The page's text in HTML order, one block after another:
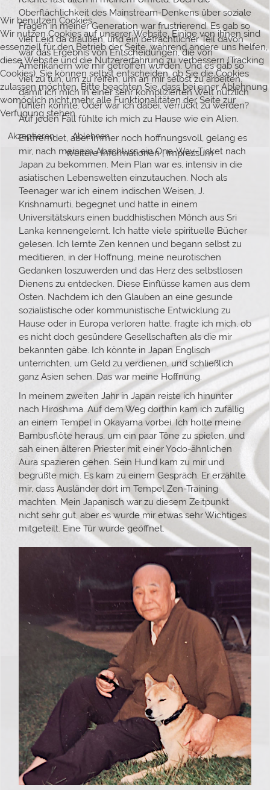
Oberflächlichkeit des Mainstream-Denkens über soziale
Fragen in meiner Generation war frustrierend. Es gab so
viel Leid da draußen, und ein beträchtlicher Teil davon
war das Ergebnis von Entscheidungen, die von
Amerikanern wie mir getroffen wurden. Und es gab so
viel zu tun, um zu reifen, um an mir selbst zu arbeiten,
damit ich mich in einer sehr komplizierten Welt nützlich
fühlen konnte. Oder war ich dabei, verrückt zu werden?
Auf jeden Fall fühlte ich mich zu Hause wie ein Alien.
Entfremdet, aber immer noch hoffnungsvoll, gelang es
mir, nach meinem Abschluss ein One-Way-Ticket nach
Japan zu bekommen. Mein Plan war es, intensiv in die
asiatischen Lebenswelten einzutauchen. Noch als
Teenager war ich einem indischen Weisen, J.
Krishnamurti, begegnet und hatte in einem
Universitätskurs einen buddhistischen Mönch aus Sri
Lanka kennengelernt. Ich hatte viele spirituelle Bücher
gelesen. Ich lernte Zen kennen und begann selbst zu
meditieren, in der Hoffnung, meine neurotischen
Gedanken loszuwerden und das Herz des selbstlosen
Dienens zu entdecken. Diese Einflüsse kamen aus dem
Osten. Nachdem ich den Glauben an eine gesunde
sozialistische oder kommunistische Entwicklung zu
Hause oder in Europa verloren hatte, fragte ich mich, ob
es nicht doch gesündere Gesellschaften als die mir
bekannten gäbe. Ich könnte in Japan Englisch
unterrichten, um Geld zu verdienen, und schließlich
ganz Asien sehen. Das war meine Hoffnung.
In meinem zweiten Jahr in Japan reiste ich hinunter
nach Hiroshima. Auf dem Weg dorthin kam ich zufällig
an einem Tempel in Okayama vorbei. Ich holte meine
Bambusflöte heraus, um ein paar Töne zu spielen, und
sah einen älteren Priester mit einer Yodo-ähnlichen
Aura spazieren gehen. Sein Hund kam zu mir und
begrüßte mich. Es kam zu einem Gespräch. Er erzählte
mir, dass Ausländer dort im Tempel Zen-Training
machten. Mein Japanisch war zu diesem Zeitpunkt
nicht sehr gut, aber es wurde mir etwas sehr Wichtiges
mitgeteilt. Eine Tür wurde geöffnet.
Wir benutzen Cookies
Wir nutzen Cookies auf unserer Website. Einige von ihnen sind
essenziell für den Betrieb der Seite, während andere uns helfen,
diese Website und die Nutzererfahrung zu verbessern (Tracking
Cookies). Sie können selbst entscheiden, ob Sie die Cookies
zulassen möchten. Bitte beachten Sie, dass bei einer Ablehnung
womöglich nicht mehr alle Funktionalitäten der Seite zur
Verfügung stehen.
Akzeptieren Ablehnen
Weitere Informationen|Impressum